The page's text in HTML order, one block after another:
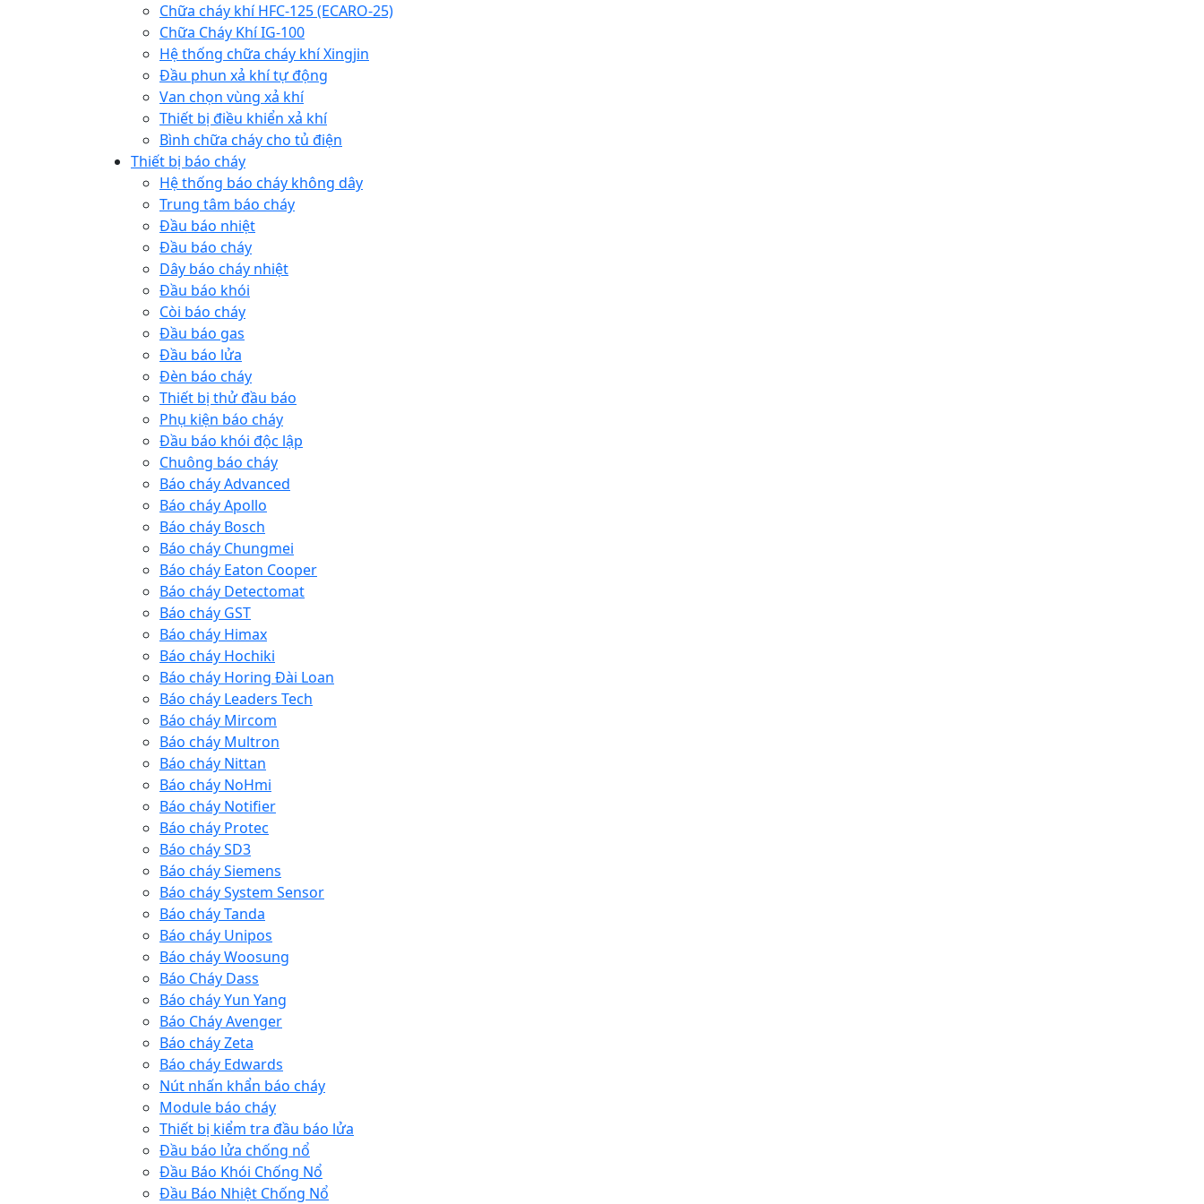
Chữa cháy khí HFC-125 (ECARO-25)
Chữa Cháy Khí IG-100
Hệ thống chữa cháy khí Xingjin
Đầu phun xả khí tự động
Van chọn vùng xả khí
Thiết bị điều khiển xả khí
Bình chữa cháy cho tủ điện
Thiết bị báo cháy
Hệ thống báo cháy không dây
Trung tâm báo cháy
Đầu báo nhiệt
Đầu báo cháy
Dây báo cháy nhiệt
Đầu báo khói
Còi báo cháy
Đầu báo gas
Đầu báo lửa
Đèn báo cháy
Thiết bị thử đầu báo
Phụ kiện báo cháy
Đầu báo khói độc lập
Chuông báo cháy
Báo cháy Advanced
Báo cháy Apollo
Báo cháy Bosch
Báo cháy Chungmei
Báo cháy Eaton Cooper
Báo cháy Detectomat
Báo cháy GST
Báo cháy Himax
Báo cháy Hochiki
Báo cháy Horing Đài Loan
Báo cháy Leaders Tech
Báo cháy Mircom
Báo cháy Multron
Báo cháy Nittan
Báo cháy NoHmi
Báo cháy Notifier
Báo cháy Protec
Báo cháy SD3
Báo cháy Siemens
Báo cháy System Sensor
Báo cháy Tanda
Báo cháy Unipos
Báo cháy Woosung
Báo Cháy Dass
Báo cháy Yun Yang
Báo Cháy Avenger
Báo cháy Zeta
Báo cháy Edwards
Nút nhấn khẩn báo cháy
Module báo cháy
Thiết bị kiểm tra đầu báo lửa
Đầu báo lửa chống nổ
Đầu Báo Khói Chống Nổ
Đầu Báo Nhiệt Chống Nổ